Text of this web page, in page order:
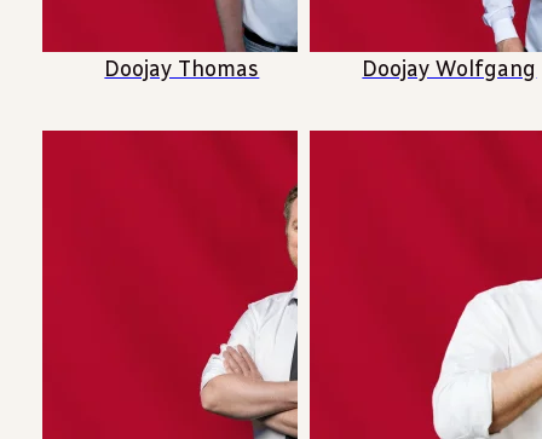
Doojay Thomas Doojay Wolfgang